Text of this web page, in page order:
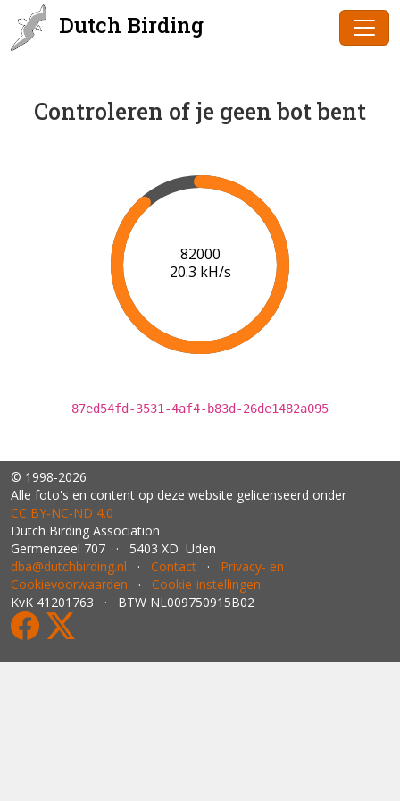
Dutch Birding
Controleren of je geen bot bent
84000
20.4 kH/s
87ed54fd-3531-4af4-b83d-26de1482a095
© 1998-2026
Alle foto's en content op deze website gelicenseerd onder
CC BY‑NC‑ND 4.0
Dutch Birding Association
Germenzeel 707 · 5403 XD Uden
dba@dutchbirding.nl · Contact · Privacy- en
Cookievoorwaarden · Cookie-instellingen
KvK 41201763 · BTW NL009750915B02